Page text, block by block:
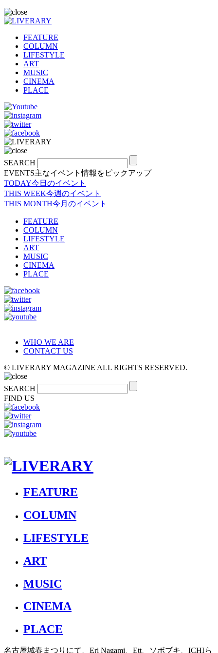
FEATURE
COLUMN
LIFESTYLE
ART
MUSIC
CINEMA
PLACE
SEARCH
EVENTS主なイベント情報をピックアップ
TODAY今日のイベント
THIS WEEK今週のイベント
THIS MONTH今月のイベント
FEATURE
COLUMN
LIFESTYLE
ART
MUSIC
CINEMA
PLACE
WHO WE ARE
CONTACT US
© LIVERARY MAGAZINE ALL RIGHTS RESERVED.
SEARCH
FIND US
FEATURE
COLUMN
LIFESTYLE
ART
MUSIC
CINEMA
PLACE
名古屋城春まつりにて、Eri Nagami、Ett、ソボブキ、ICHIら